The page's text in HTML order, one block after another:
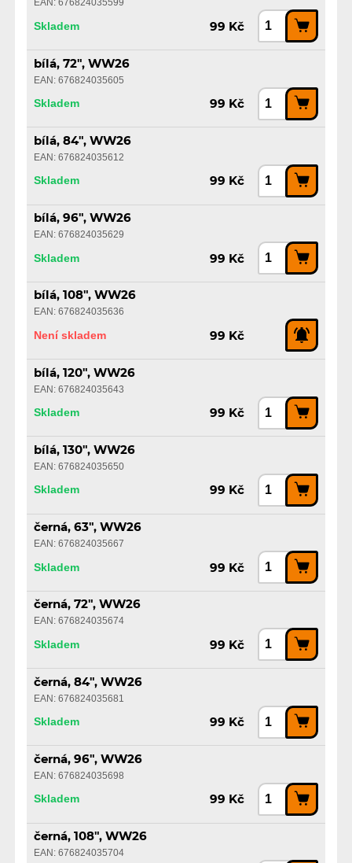
EAN: 676824035599
Skladem 99 Kč
bílá, 72", WW26
EAN: 676824035605
Skladem 99 Kč
bílá, 84", WW26
EAN: 676824035612
Skladem 99 Kč
bílá, 96", WW26
EAN: 676824035629
Skladem 99 Kč
bílá, 108", WW26
EAN: 676824035636
Není skladem 99 Kč
bílá, 120", WW26
EAN: 676824035643
Skladem 99 Kč
bílá, 130", WW26
EAN: 676824035650
Skladem 99 Kč
černá, 63", WW26
EAN: 676824035667
Skladem 99 Kč
černá, 72", WW26
EAN: 676824035674
Skladem 99 Kč
černá, 84", WW26
EAN: 676824035681
Skladem 99 Kč
černá, 96", WW26
EAN: 676824035698
Skladem 99 Kč
černá, 108", WW26
EAN: 676824035704